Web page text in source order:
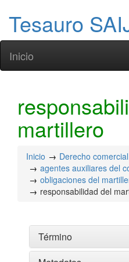
Tesauro
Inicio
martillero
Inicio
Derecho comercial
agentes auxiliares del
obligaciones del
responsabilidad del
Término